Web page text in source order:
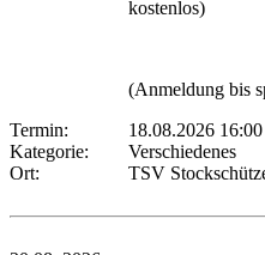
kostenlos)
(Anmeldung bis
Termin:
18.08.2026
Kategorie:
Verschiedenes
Ort:
TSV